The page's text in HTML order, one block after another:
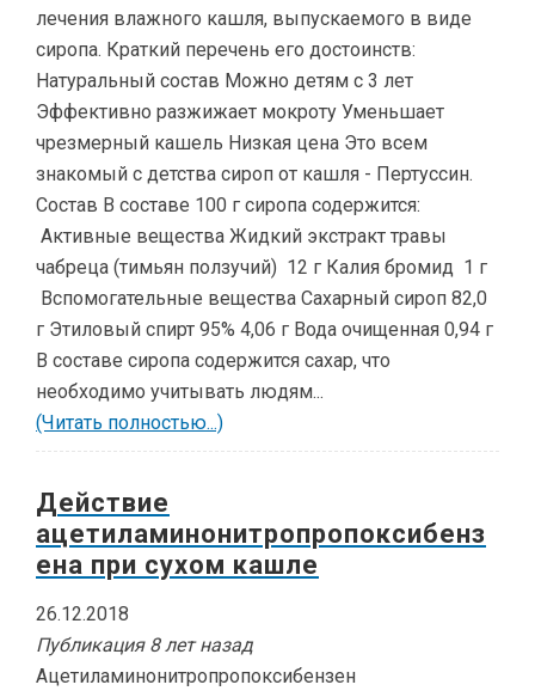
лечения влажного кашля, выпускаемого в виде
сиропа. Краткий перечень его достоинств:
Натуральный состав Можно детям с 3 лет
Эффективно разжижает мокроту Уменьшает
чрезмерный кашель Низкая цена Это всем
знакомый с детства сироп от кашля - Пертуссин.
Состав В составе 100 г сиропа содержится:
Активные вещества Жидкий экстракт травы
чабреца (тимьян ползучий) 12 г Калия бромид 1 г
Вспомогательные вещества Сахарный сироп 82,0
г Этиловый спирт 95% 4,06 г Вода очищенная 0,94 г
В составе сиропа содержится сахар, что
необходимо учитывать людям...
(Читать полностью...)
Действие
ацетиламинонитропропоксибенз
ена при сухом кашле
26.12.2018
Публикация 8 лет назад
Ацетиламинонитропропоксибензен